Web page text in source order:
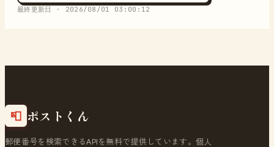
最終更新日 · 2026/08/01 03:00:12
📮 ポストくん
郵便番号を検索できるAPIを無料で提供しています。個人